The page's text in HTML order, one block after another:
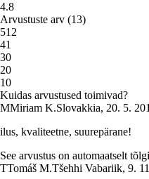
4.8
Arvustuste arv (13)
512
41
30
20
10
Kuidas arvustused toimivad?
MMiriam K.Slovakkia, 20. 5.
ilus, kvaliteetne, suurepärane!
See arvustus on automaatselt
TTomáš M.Tšehhi Vabariik, 9.